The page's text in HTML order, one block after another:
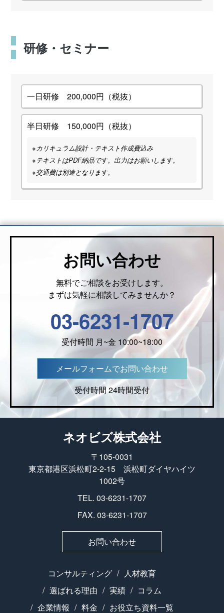
研修・セミナー
一日研修 200,000円（税抜）
半日研修 150,000円（税抜）
※カリキュラム設計・テキスト作成費込み
※テキストはPDF納品です。出力はお願いします。
※交通費は別途となります。
お問い合わせ
無料でご相談をお受けします。
まずは気軽に相談してみませんか？
03-6231-1707
受付時間 月~金 10:00~18:00
メールフォームでお問い合わせ
受付時間 24時間受付
ネオビズ株式会社
〒105-0031
東京都港区浜松町2-2-15 浜松町ダイヤハイツ
1002号
TEL. 03-6231-1707
FAX. 03-6231-1707
お問い合わせ
コンサルティング
人材教育
選ばれる理由
実績
コラム
企業情報
料金 お役立ち資料一覧